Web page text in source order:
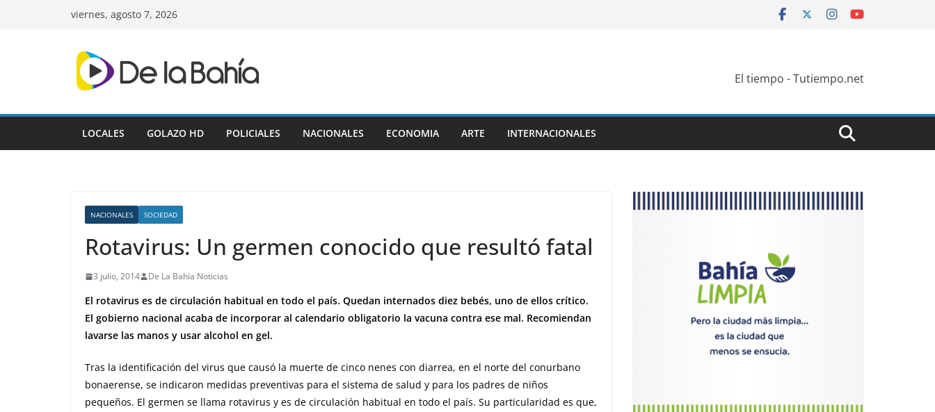
viernes, agosto 7, 2026
El tiempo - Tutiempo.net
LOCALES GOLAZO HD POLICIALES NACIONALES ECONOMIA ARTE INTERNACIONALES
NACIONALES SOCIEDAD
Rotavirus: Un germen conocido que resultó fatal
3 julio, 2014 De La Bahía Noticias
El rotavirus es de circulación habitual en todo el país. Quedan internados diez bebés, uno de ellos crítico.
El gobierno nacional acaba de incorporar al calendario obligatorio la vacuna contra ese mal. Recomiendan
lavarse las manos y usar alcohol en gel.
Tras la identificación del virus que causó la muerte de cinco nenes con diarrea, en el norte del conurbano
bonaerense, se indicaron medidas preventivas para el sistema de salud y para los padres de niños
pequeños. El germen se llama rotavirus y es de circulación habitual en todo el país. Su particularidad es que,